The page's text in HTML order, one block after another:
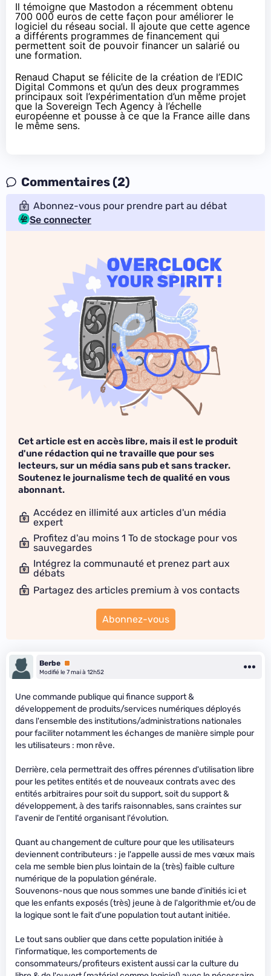
Il témoigne que Mastodon a récemment obtenu
700 000 euros de cette façon pour améliorer le
logiciel du réseau social. Il ajoute que cette agence
a différents programmes de financement qui
permettent soit de pouvoir financer un salarié ou
une formation.
Renaud Chaput se félicite de la création de l’EDIC
Digital Commons et qu’un des deux programmes
principaux soit l’expérimentation d’un même projet
que la Sovereign Tech Agency à l’échelle
européenne et pousse à ce que la France aille dans
le même sens.
Commentaires (2)
Abonnez-vous pour prendre part au débat
Se connecter
Cet article est en accès libre, mais il est le produit
d'une rédaction qui ne travaille que pour ses
lecteurs, sur un média sans pub et sans tracker.
Soutenez le journalisme tech de qualité en vous
abonnant.
Accédez en illimité aux articles d'un média
expert
Profitez d'au moins 1 To de stockage pour vos
sauvegardes
Intégrez la communauté et prenez part aux
débats
Partagez des articles premium à vos contacts
Abonnez-vous
Berbe Premium
Modifié le 7 mai à 12h52
Une commande publique qui finance support &
développement de produits/services numériques déployés
dans l'ensemble des institutions/administrations nationales
pour faciliter notamment les échanges de manière simple pour
les utilisateurs : mon rêve.
Derrière, cela permettrait des offres pérennes d'utilisation libre
pour les petites entités et de nouveaux contrats avec des
entités arbitraires pour soit du support, soit du support &
développement, à des tarifs raisonnables, sans craintes sur
l'avenir de l'entité organisant l'évolution.
Quant au changement de culture pour que les utilisateurs
deviennent contributeurs : je l'appelle aussi de mes vœux mais
cela me semble bien plus lointain de la (très) faible culture
numérique de la population générale.
Souvenons-nous que nous sommes une bande d'initiés ici et
que les enfants exposés (très) jeune à de l'algorithmie et/ou de
la logique sont le fait d'une population tout autant initiée.
Le tout sans oublier que dans cette population initiée à
l'informatique, les comportements de
consommateurs/profiteurs existent aussi car la culture du